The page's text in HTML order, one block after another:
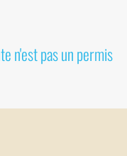
n'est pas un permis